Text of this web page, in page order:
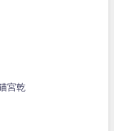
宮乾